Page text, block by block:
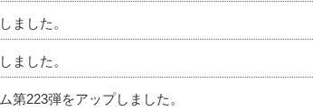
ました。
ました。
223弾をアップしました。